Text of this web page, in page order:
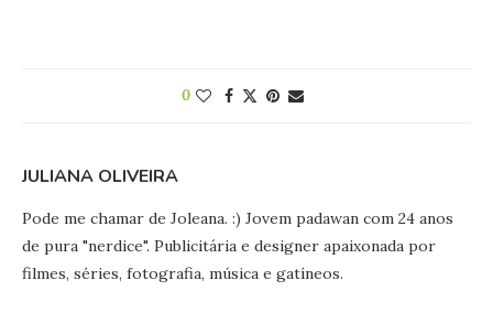
0
JULIANA OLIVEIRA
Pode me chamar de Joleana. :) Jovem padawan com 24 anos
de pura "nerdice". Publicitária e designer apaixonada por
filmes, séries, fotografia, música e gatíneos.